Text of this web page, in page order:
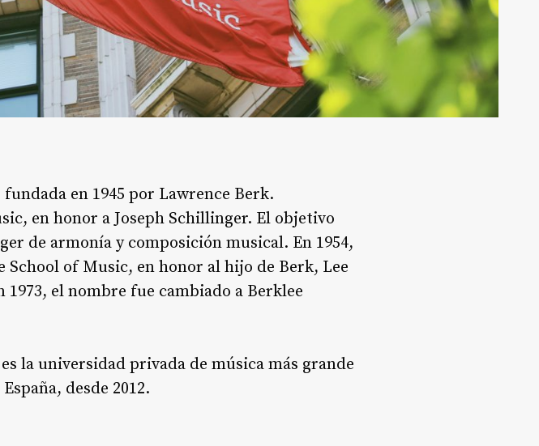
en 1945 por Lawrence Berk.
en honor a Joseph Schillinger. El objetivo
de armonía y composición musical. En 1954,
of Music, en honor al hijo de Berk, Lee
el nombre fue cambiado a Berklee
la universidad privada de música más grande
desde 2012.